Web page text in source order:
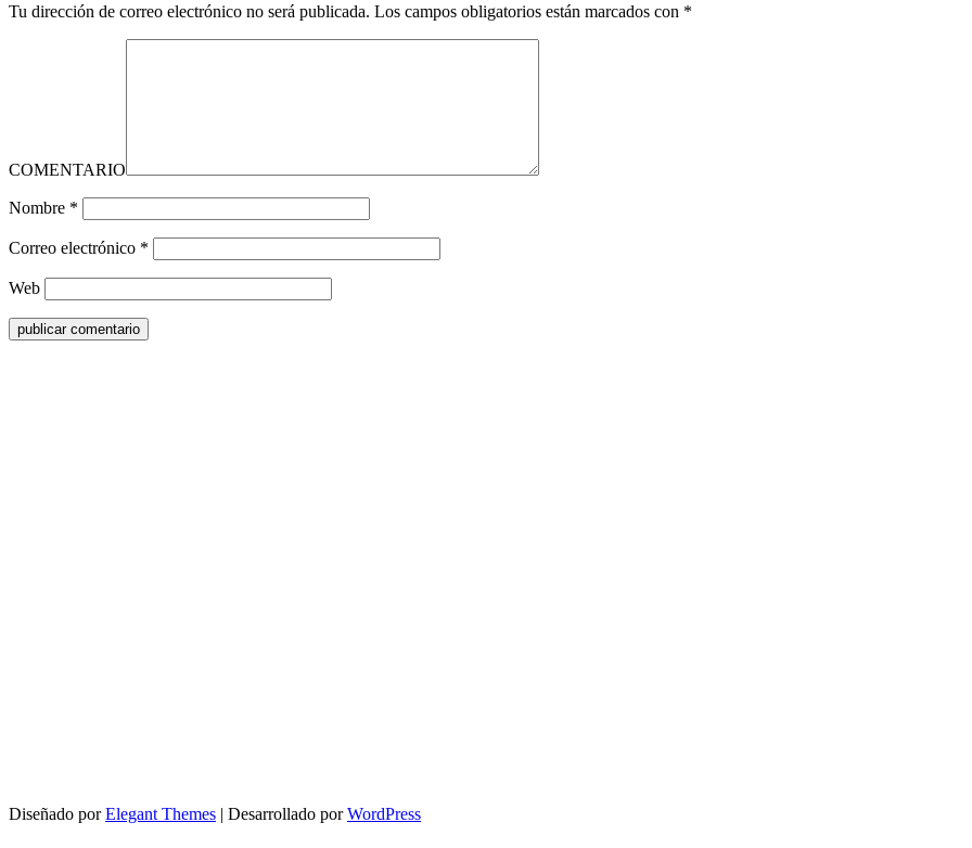
Tu dirección de correo electrónico no será publicada. Los campos obligatorios están marcados con *
COMENTARIO
Nombre *
Correo electrónico *
Web
Diseñado porElegant Themes | Desarrollado porWordPress